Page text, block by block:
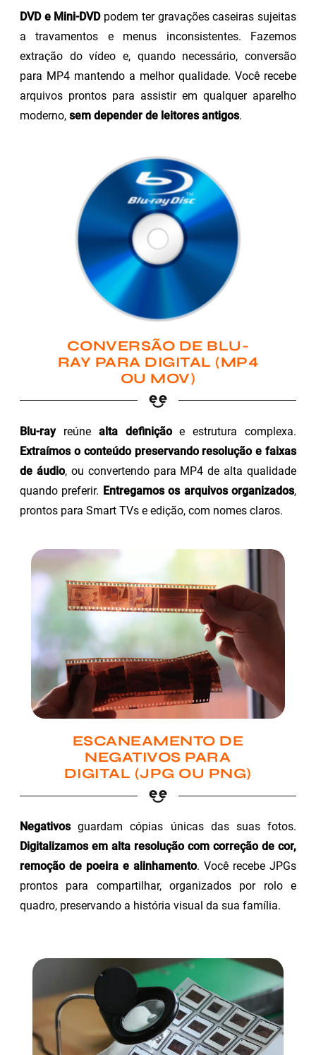
DVD e Mini-DVDpodem ter gravações caseiras sujeitas
a travamentos e menus inconsistentes. Fazemos
extração do vídeo e, quando necessário, conversão
para MP4 mantendo a melhor qualidade. Você recebe
arquivos prontos para assistir em qualquer aparelho
moderno, sem depender de leitores antigos.
CONVERSÃO DE BLU-
RAY PARA DIGITAL (MP4
OU MOV)
Blu-rayreúne alta definiçãoe estrutura complexa.
Extraímos o conteúdo preservando resolução e faixas
de áudio, ou convertendo para MP4 de alta qualidade
quando preferir. Entregamos os arquivos organizados,
prontos para Smart TVs e edição, com nomes claros.
ESCANEAMENTO DE
NEGATIVOS PARA
DIGITAL (JPG OU PNG)
Negativosguardam cópias únicas das suas fotos.
Digitalizamos em alta resolução com correção de cor,
remoção de poeira e alinhamento. Você recebe JPGs
prontos para compartilhar, organizados por rolo e
quadro, preservando a história visual da sua família.